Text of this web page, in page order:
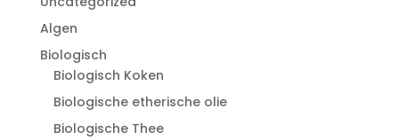
Algen
Biologisch
Biologisch Koken
Biologische etherische olie
Biologische Thee